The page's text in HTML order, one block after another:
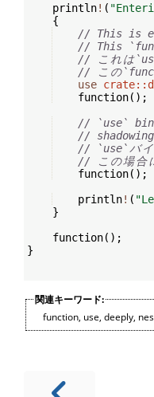
    println
! (
{
// This is
// This
//
こ れは
//
こ の
use
    function
( ) ;
// `use`
//
// `use` バイ
//
こ の場 合
    function
( ) ;
    println
! (
}
    function
( ) ;
}
関連キーワード:
function, use, deeply,